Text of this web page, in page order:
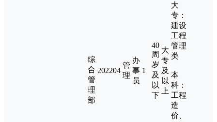
综
合
管
理
部
202204
管
理
办
事
员
1
40
周
岁
及
以
下
大
专
及
以
上
大
专：
建设
工程
管理
类
本
科：
工程
造
价、